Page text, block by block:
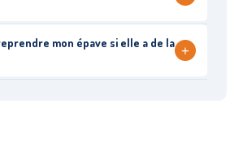
mon épave si elle a de la +